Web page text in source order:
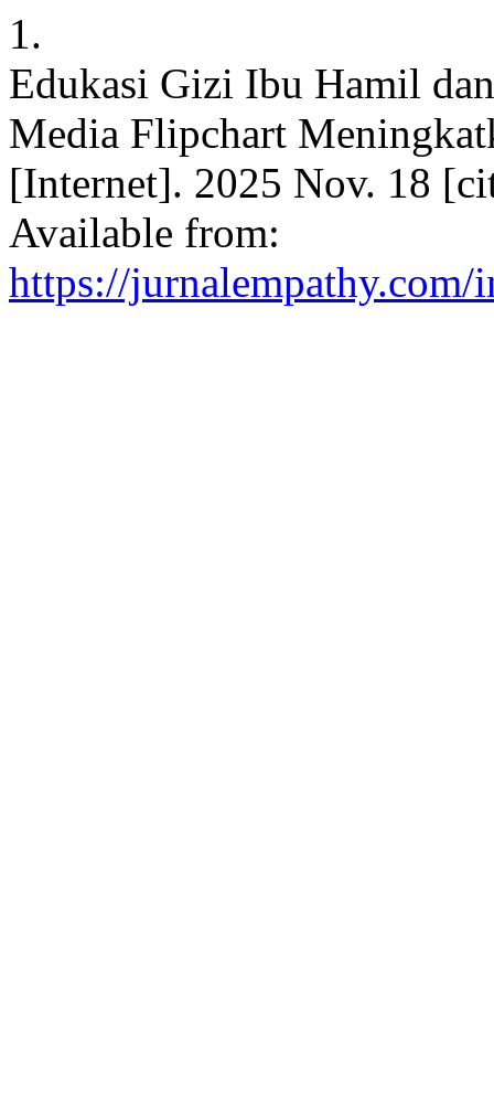
1.
Edukasi Gizi Ibu Hamil
Media Flipchart
[Internet]. 2025 Nov. 18
Available from:
https://